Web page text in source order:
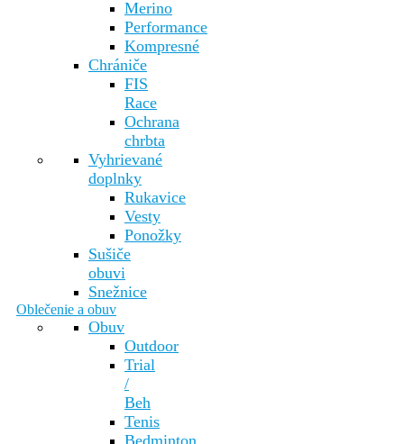
Merino
Performance
Kompresné
Chrániče
FIS
Race
Ochrana
chrbta
Vyhrievané
doplnky
Rukavice
Vesty
Ponožky
Sušiče
obuvi
Snežnice
Oblečenie a obuv
Obuv
Outdoor
Trial
/
Beh
Tenis
Bedminton